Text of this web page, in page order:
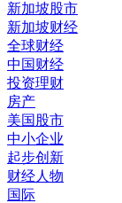
新加坡股市
新加坡财经
全球财经
中国财经
投资理财
房产
美国股市
中小企业
起步创新
财经人物
国际